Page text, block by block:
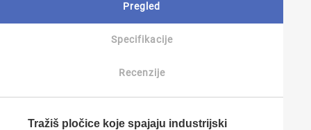
Pregled
Specifikacije
Recenzije
Tražiš pločice koje spajaju industrijski